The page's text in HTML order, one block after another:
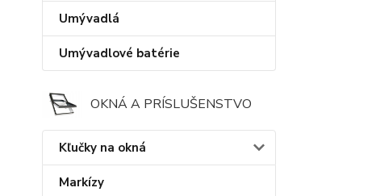
Umývadlá
Umývadlové batérie
OKNÁ A PRÍSLUŠENSTVO
Kľučky na okná
Markízy